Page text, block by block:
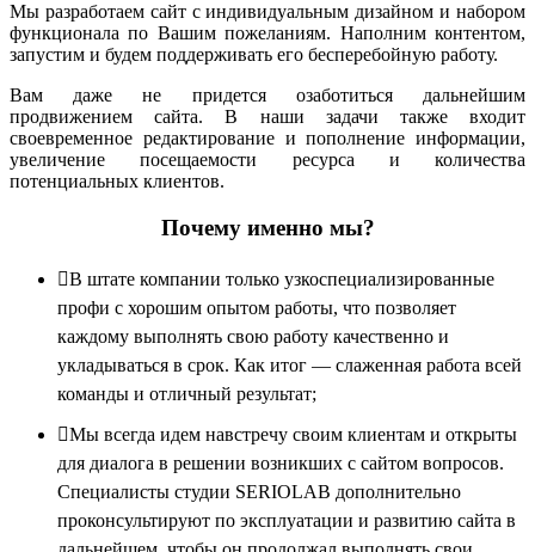
Мы разработаем сайт с индивидуальным дизайном и набором
функционала по Вашим пожеланиям. Наполним контентом,
запустим и будем поддерживать его бесперебойную работу.
Вам даже не придется озаботиться дальнейшим
продвижением сайта. В наши задачи также входит
своевременное редактирование и пополнение информации,
увеличение посещаемости ресурса и количества
потенциальных клиентов.
Почему именно мы?
В штате компании только узкоспециализированные
профи с хорошим опытом работы, что позволяет
каждому выполнять свою работу качественно и
укладываться в срок. Как итог — слаженная работа всей
команды и отличный результат;
Мы всегда идем навстречу своим клиентам и открыты
для диалога в решении возникших с сайтом вопросов.
Специалисты студии SERIOLAB дополнительно
проконсультируют по эксплуатации и развитию сайта в